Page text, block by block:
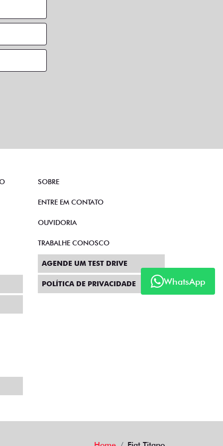
WhatsApp
SOBRE
ENTRE EM CONTATO
OUVIDORIA
TRABALHE CONOSCO
AGENDE UM TEST DRIVE
POLÍTICA DE PRIVACIDADE